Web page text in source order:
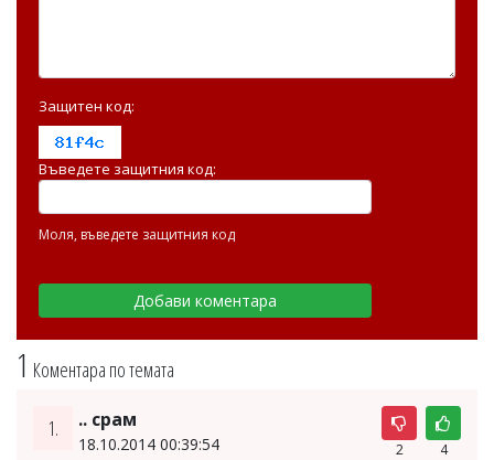
1 Коментара по темата
1. .. срам
18.10.2014 00:39:54 2 4
Защитен код:
Въведете защитния код:
Моля, въведете защитния код